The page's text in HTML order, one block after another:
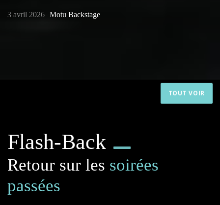
3 avril 2026 Motu Backstage
TOUT VOIR
Flash-Back
Retour sur les soirées
passées